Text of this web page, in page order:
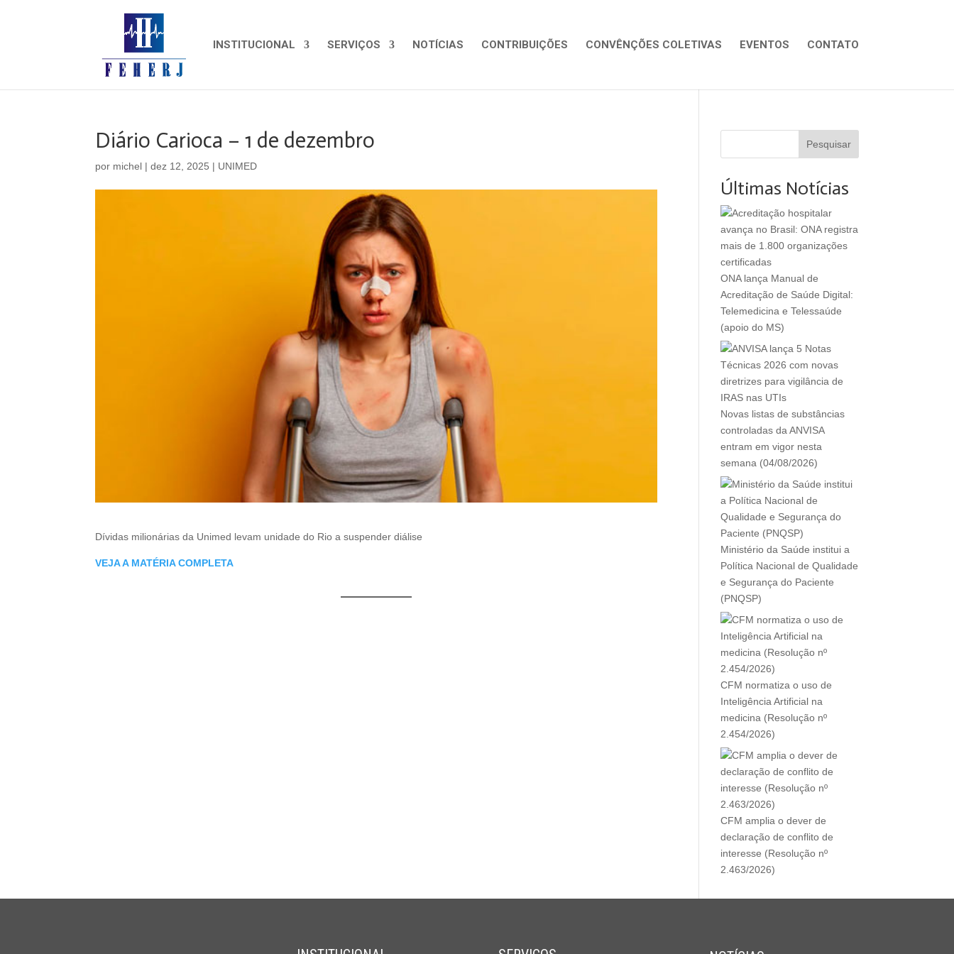
INSTITUCIONAL SERVIÇOS NOTÍCIAS CONTRIBUIÇÕES CONVÊNÇÕES COLETIVAS EVENTOS CONTATO
Diário Carioca – 1 de dezembro
por michel |dez 12, 2025 | UNIMED
Dívidas milionárias da Unimed levam unidade do Rio a suspender diálise
VEJA A MATÉRIA COMPLETA
Pesquisar
Últimas Notícias
ONA lança Manual de
Acreditação de Saúde Digital:
Telemedicina e Telessaúde
(apoio do MS)
Novas listas de substâncias
controladas da ANVISA
entram em vigor nesta
semana (04/08/2026)
Ministério da Saúde institui a
Política Nacional de Qualidade
e Segurança do Paciente
(PNQSP)
CFM normatiza o uso de
Inteligência Artificial na
medicina (Resolução nº
2.454/2026)
CFM amplia o dever de
declaração de conflito de
interesse (Resolução nº
2.463/2026)